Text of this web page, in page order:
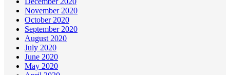
November 2020
October 2020
September 2020
August 2020
July 2020
June 2020
May 2020